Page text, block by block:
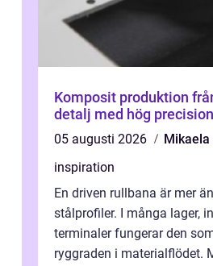
Komposit produktion från idé till färdig
detalj med hög precision
05 augusti 2026
Mikaela
inspiration
En driven rullbana är mer
stålprofiler. I många lager,
terminaler fungerar den
ryggraden i materialflödet.